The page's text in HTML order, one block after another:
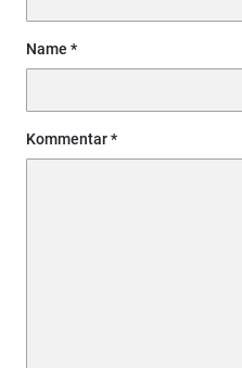
Name
Kommentar